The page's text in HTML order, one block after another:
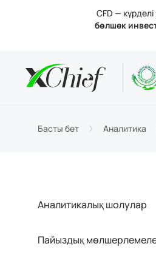
CFD —
бөлшек
Басты бет Аналитика
Аналитикалық шолулар
Пайыздық